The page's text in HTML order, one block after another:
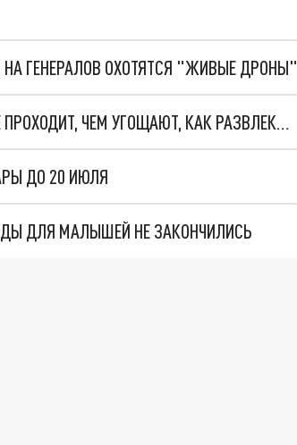
ГЕНЕРАЛОВ ОХОТЯТСЯ "ЖИВЫЕ ДРОНЫ"
ФЕСТИВАЛЬ "ВКУСЫ РОССИИ" В МОСКВЕ 2022: ГДЕ ПРОХОДИТ, ЧЕМ УГОЩАЮТ, КАК РАЗВЛЕКАЮТ
ДО 20 ИЮЛЯ
ДЛЯ МАЛЫШЕЙ НЕ ЗАКОНЧИЛИСЬ